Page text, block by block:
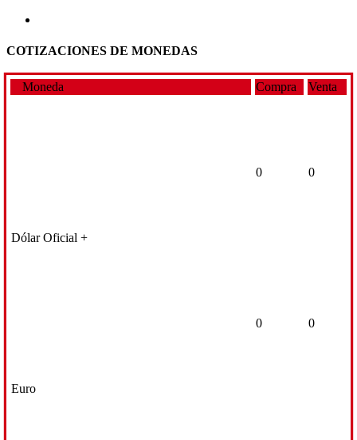
COTIZACIONES DE MONEDAS
Moneda Compra Venta
Dólar Oficial +
0 0
Euro
0 0